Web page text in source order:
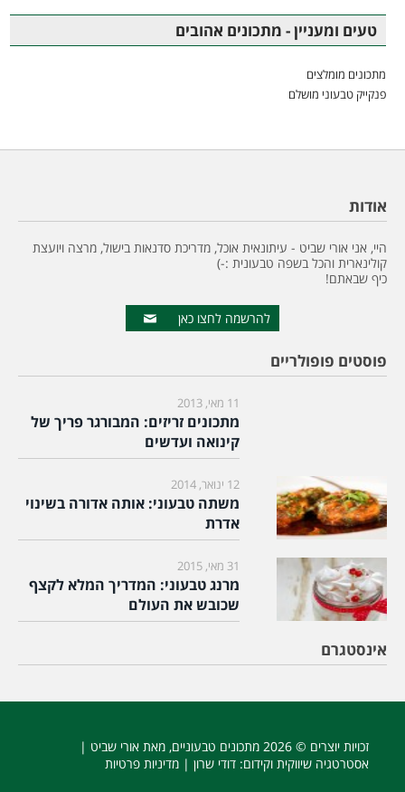
טעים ומעניין - מתכונים אהובים
מתכונים מומלצים
פנקייק טבעוני מושלם
אודות
היי, אני אורי שביט - עיתונאית אוכל, מדריכת סדנאות בישול, מרצה ויועצת
קולינארית והכל בשפה טבעונית :-)
כיף שבאתם!
להרשמה לחצו כאן
פוסטים פופולריים
11 מאי, 2013
מתכונים זריזים: המבורגר פריך של
קינואה ועדשים
12 ינואר, 2014
משתה טבעוני: אותה אדורה בשינוי
אדרת
31 מאי, 2015
מרנג טבעוני: המדריך המלא לקצף
שכובש את העולם
אינסטגרם
זכויות יוצרים © 2026 מתכונים טבעוניים, מאת אורי שביט |
אסטרטגיה שיווקית וקידום: דודי שרון | מדיניות פרטיות